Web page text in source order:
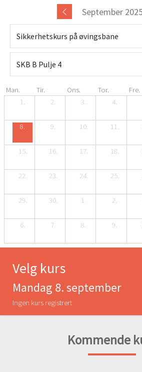
September
Man. Tir. Ons. Tor. Fre.
1.
2. 3. 4.
8. 9. 10. 11.
15. 16. 17. 18.
22. 23. 24. 25.
29. 30. 1. 2.
6. 7. 8. 9.
Velg kurs
Mandag 8. september
Ingen kurs registrert
Kommende